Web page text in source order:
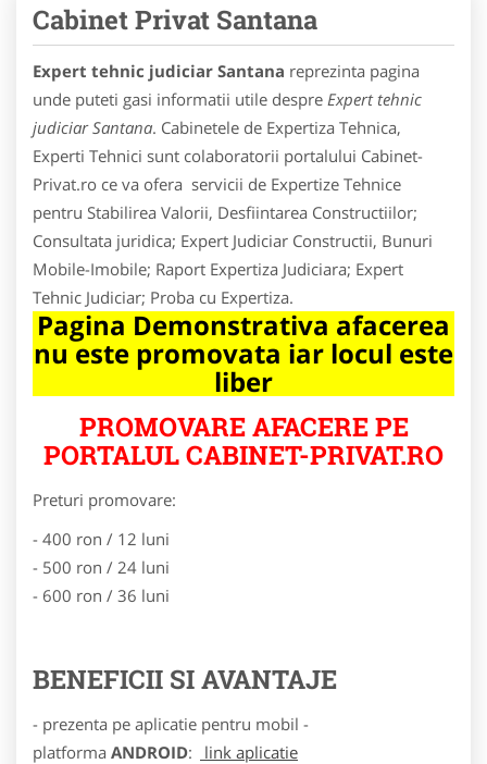
Cabinet Privat Santana
Expert tehnic judiciar Santana reprezinta pagina
unde puteti gasi informatii utile despre Expert tehnic
judiciar Santana. Cabinetele de Expertiza Tehnica,
Experti Tehnici sunt colaboratorii portalului Cabinet-
Privat.ro ce va ofera servicii de Expertize Tehnice
pentru Stabilirea Valorii, Desfiintarea Constructiilor;
Consultata juridica; Expert Judiciar Constructii, Bunuri
Mobile-Imobile; Raport Expertiza Judiciara; Expert
Tehnic Judiciar; Proba cu Expertiza.
Pagina Demonstrativa afacerea
nu este promovata iar locul este
liber
PROMOVARE AFACERE PE
PORTALUL CABINET-PRIVAT.RO
Preturi promovare:
- 400 ron / 12 luni
- 500 ron / 24 luni
- 600 ron / 36 luni
BENEFICII SI AVANTAJE
- prezenta pe aplicatie pentru mobil -
platforma ANDROID:
link aplicatie